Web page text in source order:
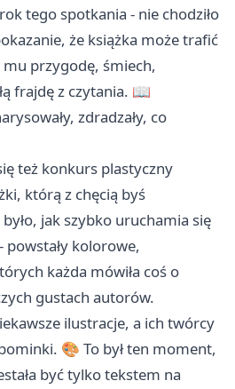
tego spotkania - nie chodziło
że książka może trafić
przygodę, śmiech,
frajdę z czytania. 📖
zdradzały, co
też konkurs plastyczny
którą z chęcią byś
jak szybko uruchamia się
powstały kolorowe,
każda mówiła coś o
gustach autorów.
ilustracje, a ich twórcy
🎨 To był ten moment,
być tylko tekstem na